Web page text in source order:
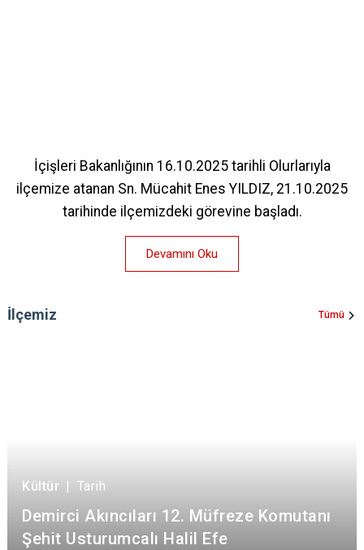
İçişleri Bakanlığının 16.10.2025 tarihli Olurlarıyla
ilçemize atanan Sn. Mücahit Enes YILDIZ, 21.10.2025
tarihinde ilçemizdeki görevine başladı.
Devamını Oku
İlçemiz Tümü
Kültür | Tarih
Demirci Akıncıları 12. Müfreze Komutanı
Şehit Usturumcalı Halil Efe